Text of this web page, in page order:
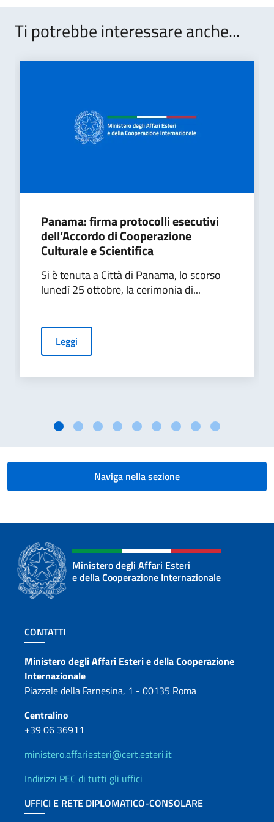
Ti potrebbe interessare anche...
Panama: firma protocolli esecutivi
dell’Accordo di Cooperazione
Culturale e Scientifica
Si è tenuta a Città di Panama, lo scorso
lunedí 25 ottobre, la cerimonia di...
Leggi
Naviga nella sezione
Ministero degli Affari Esteri
e della Cooperazione Internazionale
Sezione footer
CONTATTI
Contatti
Ministero degli Affari Esteri e della Cooperazione
Internazionale
Piazzale della Farnesina, 1 - 00135 Roma
Centralino
+39 06 36911
ministero.affariesteri@cert.esteri.it
Indirizzi PEC di tutti gli uffici
UFFICI E RETE DIPLOMATICO-CONSOLARE